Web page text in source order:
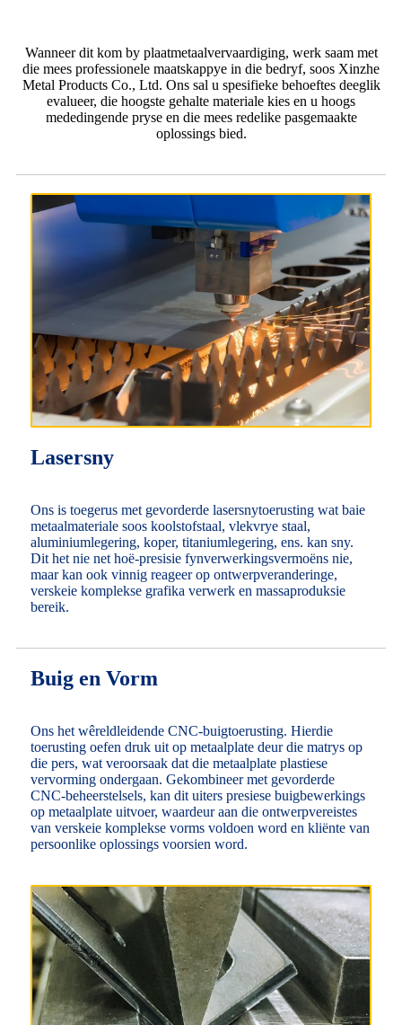
Wanneer dit kom by plaatmetaalvervaardiging, werk saam met
die mees professionele maatskappye in die bedryf, soos Xinzhe
Metal Products Co., Ltd. Ons sal u spesifieke behoeftes deeglik
evalueer, die hoogste gehalte materiale kies en u hoogs
mededingende pryse en die mees redelike pasgemaakte
oplossings bied.
Lasersny
Ons is toegerus met gevorderde lasersnytoerusting wat baie
metaalmateriale soos koolstofstaal, vlekvrye staal,
aluminiumlegering, koper, titaniumlegering, ens. kan sny.
Dit het nie net hoë-presisie fynverwerkingsvermoëns nie,
maar kan ook vinnig reageer op ontwerpveranderinge,
verskeie komplekse grafika verwerk en massaproduksie
bereik.
Buig en Vorm
Ons het wêreldleidende CNC-buigtoerusting. Hierdie
toerusting oefen druk uit op metaalplate deur die matrys op
die pers, wat veroorsaak dat die metaalplate plastiese
vervorming ondergaan. Gekombineer met gevorderde
CNC-beheerstelsels, kan dit uiters presiese buigbewerkings
op metaalplate uitvoer, waardeur aan die ontwerpvereistes
van verskeie komplekse vorms voldoen word en kliënte van
persoonlike oplossings voorsien word.